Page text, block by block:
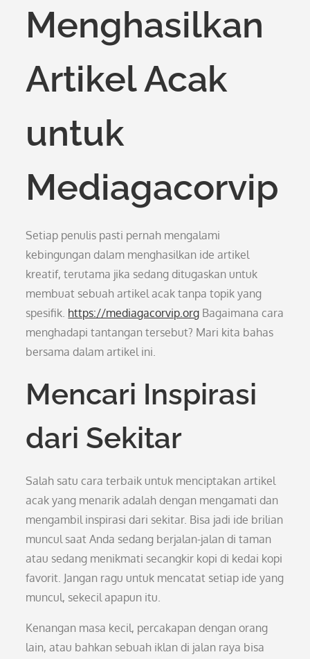
Menghasilkan
Artikel Acak
untuk
Mediagacorvip
Setiap penulis pasti pernah mengalami
kebingungan dalam menghasilkan ide artikel
kreatif, terutama jika sedang ditugaskan untuk
membuat sebuah artikel acak tanpa topik yang
spesifik. https://mediagacorvip.org Bagaimana cara
menghadapi tantangan tersebut? Mari kita bahas
bersama dalam artikel ini.
Mencari Inspirasi
dari Sekitar
Salah satu cara terbaik untuk menciptakan artikel
acak yang menarik adalah dengan mengamati dan
mengambil inspirasi dari sekitar. Bisa jadi ide brilian
muncul saat Anda sedang berjalan-jalan di taman
atau sedang menikmati secangkir kopi di kedai kopi
favorit. Jangan ragu untuk mencatat setiap ide yang
muncul, sekecil apapun itu.
Kenangan masa kecil, percakapan dengan orang
lain, atau bahkan sebuah iklan di jalan raya bisa